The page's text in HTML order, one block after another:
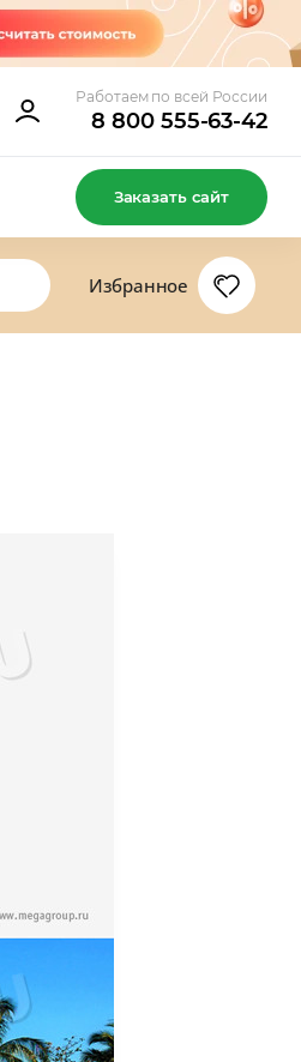
Работаем по всей России
8 800 555-63-42
Заказать сайт
Избранное